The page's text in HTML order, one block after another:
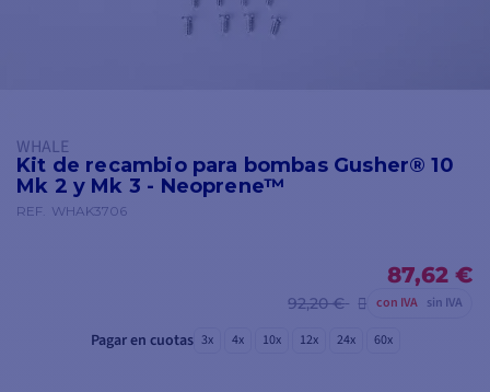
WHALE
Kit de recambio para bombas Gusher® 10
Mk 2 y Mk 3 - Neoprene™
REF. WHAK3706
87,62 €
92,20 € con IVA sin IVA
Pagar en cuotas 3x 4x 10x 12x 24x 60x